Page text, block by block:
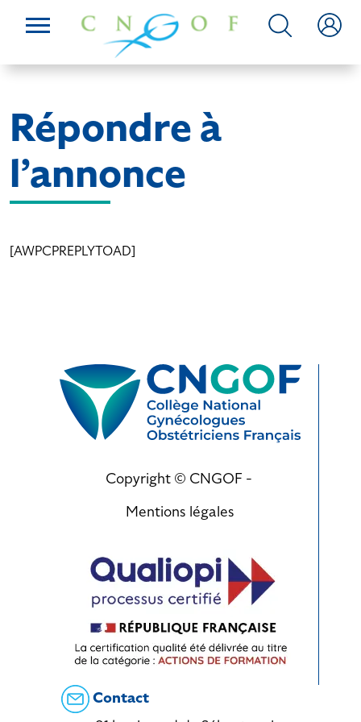
Répondre à
l’annonce
[AWPCPREPLYTOAD]
Copyright © CNGOF -
Mentions légales
Contact